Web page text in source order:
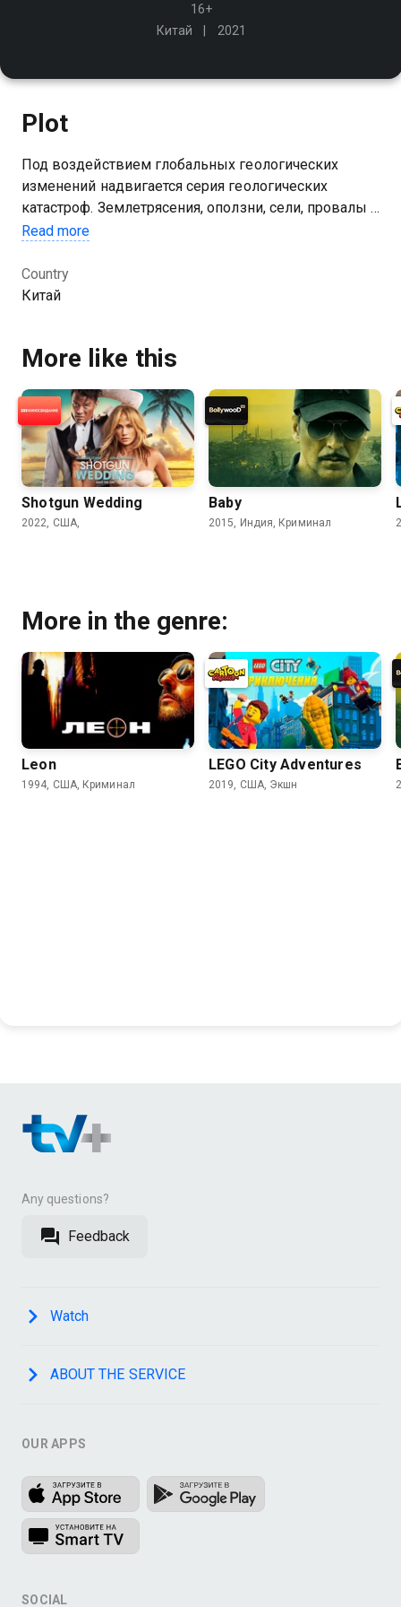
16+
Китай
2021
Plot
Под воздействием глобальных геологических
изменений надвигается серия геологических
катастроф. Землетрясения, оползни, сели, провалы в
земле угрожают жизни простых граждан. Также это
последние 10 лет
Read more
Country
Китай
More like this
Shotgun Wedding
2022, США,
Baby
2015, Индия, Криминал
More in the genre:
Leon
1994, США, Криминал
LEGO City Adventures
2019, США, Экшн
Any questions?
Feedback
Watch
ABOUT THE SERVICE
OUR APPS
SOCIAL